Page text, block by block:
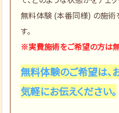
無料体験 (本番同様) の施術
す。
※実費施術をご希望の方は
無料体験のご希望は、
気軽にお伝えください。